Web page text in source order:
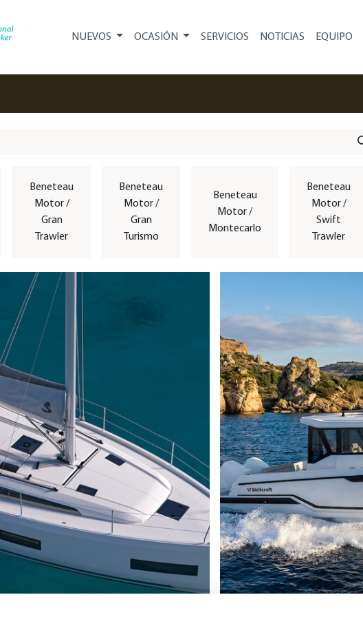
NUEVOS OCASIÓN SERVICIOS NOTICIAS EQUIPO
Beneteau
Motor /
Gran
Trawler
Beneteau
Motor /
Gran
Turismo
Beneteau
Motor /
Montecarlo
Beneteau
Motor /
Swift
Trawler